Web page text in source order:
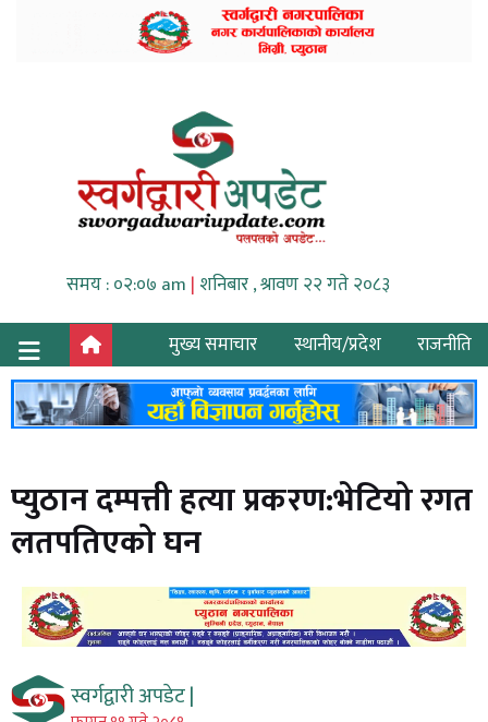
समय : ०२:०७ am | शनिबार , श्रावण २२ गते २०८३
मुख्य समाचार
स्थानीय/प्रदेश राजनीति
प्युठान दम्पत्ती हत्या प्रकरण:भेटियो रगत
लतपतिएको घन
स्वर्गद्वारी अपडेट |